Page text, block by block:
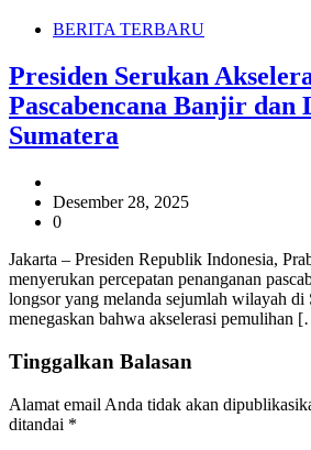
BERITA TERBARU
Presiden Serukan
Pascabencana Banjir dan
Sumatera
Desember 28, 2025
0
Jakarta – Presiden Republik Indonesia,
menyerukan percepatan penanganan
longsor yang melanda sejumlah wilayah di
menegaskan bahwa akselerasi pemulihan
Tinggalkan Balasan
Alamat email Anda tidak akan
ditandai *